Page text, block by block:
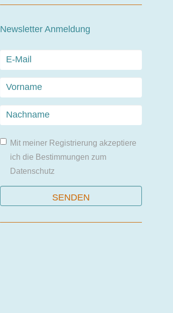
Newsletter Anmeldung
Mit meiner Registrierung akzeptiere
ich die Bestimmungen zum
Datenschutz